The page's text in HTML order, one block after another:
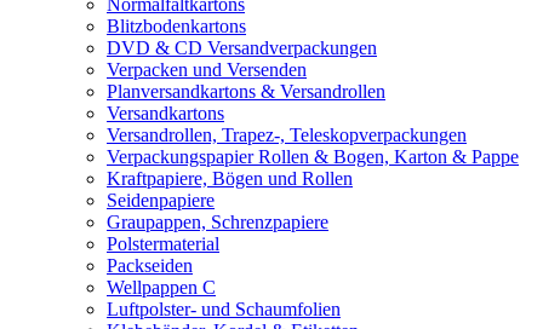
Normalfaltkartons
Blitzbodenkartons
DVD & CD Versandverpackungen
Verpacken und Versenden
Planversandkartons & Versandrollen
Versandkartons
Versandrollen, Trapez-, Teleskopverpackungen
Verpackungspapier Rollen & Bogen, Karton & Pappe
Kraftpapiere, Bögen und Rollen
Seidenpapiere
Graupappen, Schrenzpapiere
Polstermaterial
Packseiden
Wellpappen C
Luftpolster- und Schaumfolien